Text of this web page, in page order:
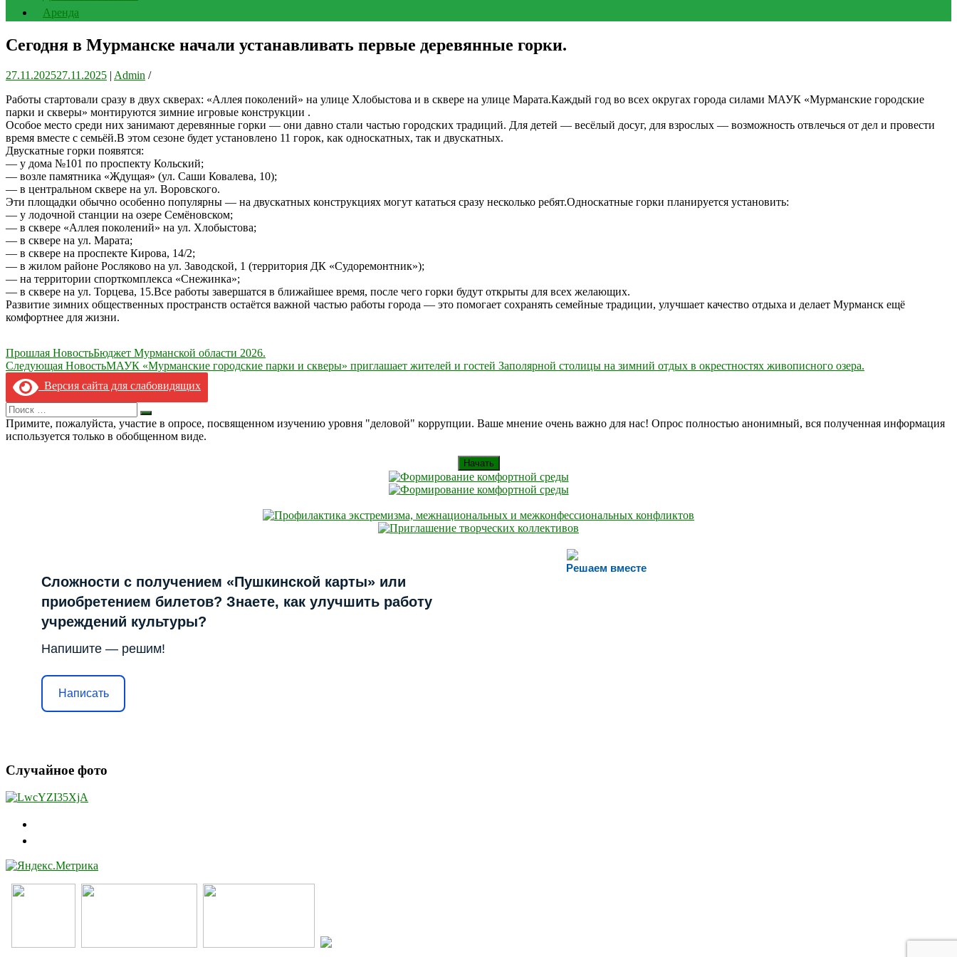
Аренда
Сегодня в Мурманске начали устанавливать первые деревянные горки.
27.11.202527.11.2025 | Admin /
Работы стартовали сразу в двух скверах: «Аллея поколений» на улице Хлобыстова и в сквере на улице Марата.Каждый год во всех округах города силами МАУК «Мурманские городские
парки и скверы» монтируются зимние игровые конструкции .
Особое место среди них занимают деревянные горки — они давно стали частью городских традиций. Для детей — весёлый досуг, для взрослых — возможность отвлечься от дел и провести
время вместе с семьёй.В этом сезоне будет установлено 11 горок, как односкатных, так и двускатных.
Двускатные горки появятся:
— у дома №101 по проспекту Кольский;
— возле памятника «Ждущая» (ул. Саши Ковалева, 10);
— в центральном сквере на ул. Воровского.
Эти площадки обычно особенно популярны — на двускатных конструкциях могут кататься сразу несколько ребят.Односкатные горки планируется установить:
— у лодочной станции на озере Семёновском;
— в сквере «Аллея поколений» на ул. Хлобыстова;
— в сквере на ул. Марата;
— в сквере на проспекте Кирова, 14/2;
— в жилом районе Росляково на ул. Заводской, 1 (территория ДК «Судоремонтник»);
— на территории спорткомплекса «Снежинка»;
— в сквере на ул. Торцева, 15.Все работы завершатся в ближайшее время, после чего горки будут открыты для всех желающих.
Развитие зимних общественных пространств остаётся важной частью работы города — это помогает сохранять семейные традиции, улучшает качество отдыха и делает Мурманск ещё
комфортнее для жизни.
Навигация
по
записям
Прошлая НовостьБюджет Мурманской области 2026.
Следующая НовостьМАУК «Мурманские городские парки и скверы» приглашает жителей и гостей Заполярной столицы на зимний отдых в окрестностях живописного озера.
Версия сайта для слабовидящих
Search
for:
Искать
Примите, пожалуйста, участие в опросе, посвященном изучению уровня "деловой" коррупции. Ваше мнение очень важно для нас! Опрос полностью анонимный, вся полученная информация
используется только в обобщенном виде.
Начать
Решаем вместе
Сложности с получением «Пушкинской карты» или
приобретением билетов? Знаете, как улучшить работу
учреждений культуры?
Напишите — решим!
Написать
Случайное фото